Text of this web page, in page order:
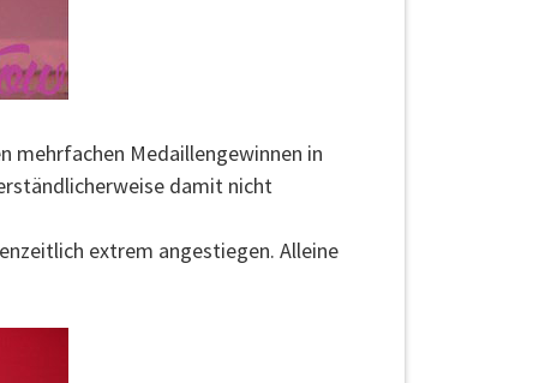
mehrfachen Medaillengewinnen in
damit nicht
extrem angestiegen. Alleine